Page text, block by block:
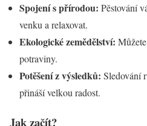
Spojení s přírodou: Pěstování
venku a relaxovat.
Ekologické zemědělství:
potraviny.
Potěšení z výsledků: Sledování
přináší velkou radost.
Jak začít?